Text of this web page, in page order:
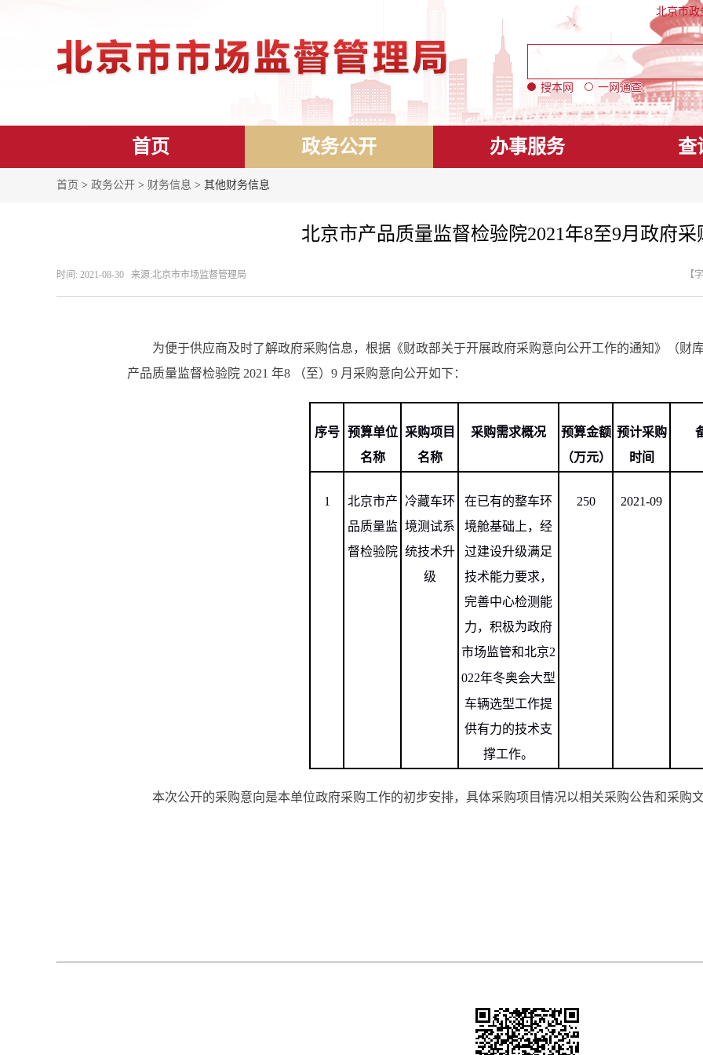
北京市政
搜本网 一网通查
首页 政务公开 办事服务 查
首页 > 政务公开 > 财务信息 > 其他财务信息
北京市产品质量监督检验院2021年8至9月政府采
时间: 2021-08-30 来源: ​北京市市场监督管理局 【
为便于供应商及时了解政府采购信息，根据《财政部关于开展政府采购意向公开工作的通知》（财
产品质量监督检验院 2021 年8 （至）9 月采购意向公开如下：
序号 预算单位
名称
采购项目
名称
采购需求概况
预算金额
（万元）
预计采购
时间
1
北京市产
品质量监
督检验院
冷藏车环
境测试系
统技术升
级
在已有的整车环
境舱基础上，经
过建设升级满足
技术能力要求，
完善中心检测能
力，积极为政府
市场监管和北京2
022年冬奥会大型
车辆选型工作提
供有力的技术支
撑工作。
250 2021-09
本次公开的采购意向是本单位政府采购工作的初步安排，具体采购项目情况以相关采购公告和采购